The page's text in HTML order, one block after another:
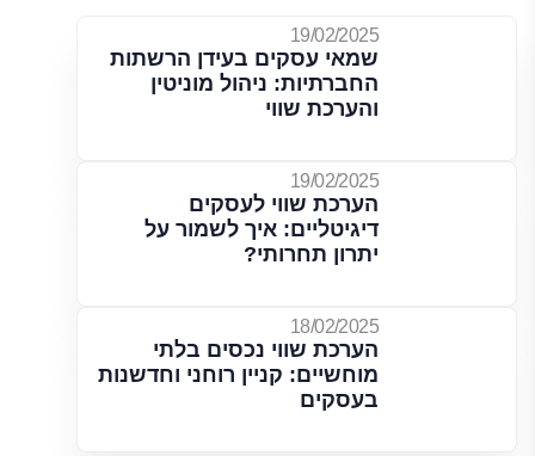
19/02/2025
שמאי עסקים בעידן הרשתות
החברתיות: ניהול מוניטין
והערכת שווי
19/02/2025
הערכת שווי לעסקים
דיגיטליים: איך לשמור על
יתרון תחרותי?
18/02/2025
הערכת שווי נכסים בלתי
מוחשיים: קניין רוחני וחדשנות
בעסקים